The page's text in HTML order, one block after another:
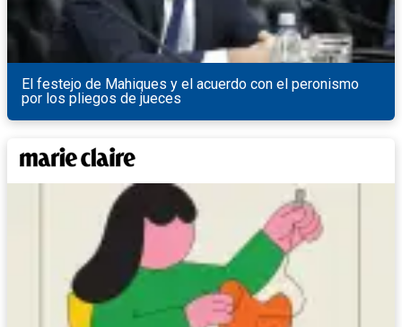
El festejo de Mahiques y el acuerdo con el peronismo
por los pliegos de jueces